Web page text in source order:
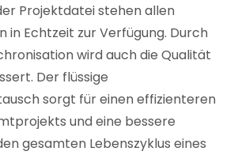
Projektdatei stehen allen
in Echtzeit zur Verfügung. Durch
wird auch die Qualität
Der flüssige
sorgt für einen effizienteren
und eine bessere
gesamten Lebenszyklus eines